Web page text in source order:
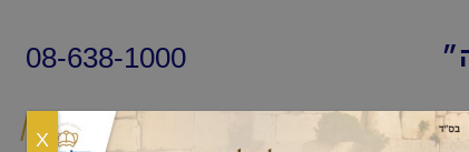
08-638-1000
שיעורי החיד״א שאלות ותשובות
X